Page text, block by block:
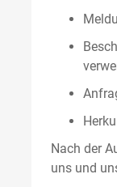
Nach der
uns und